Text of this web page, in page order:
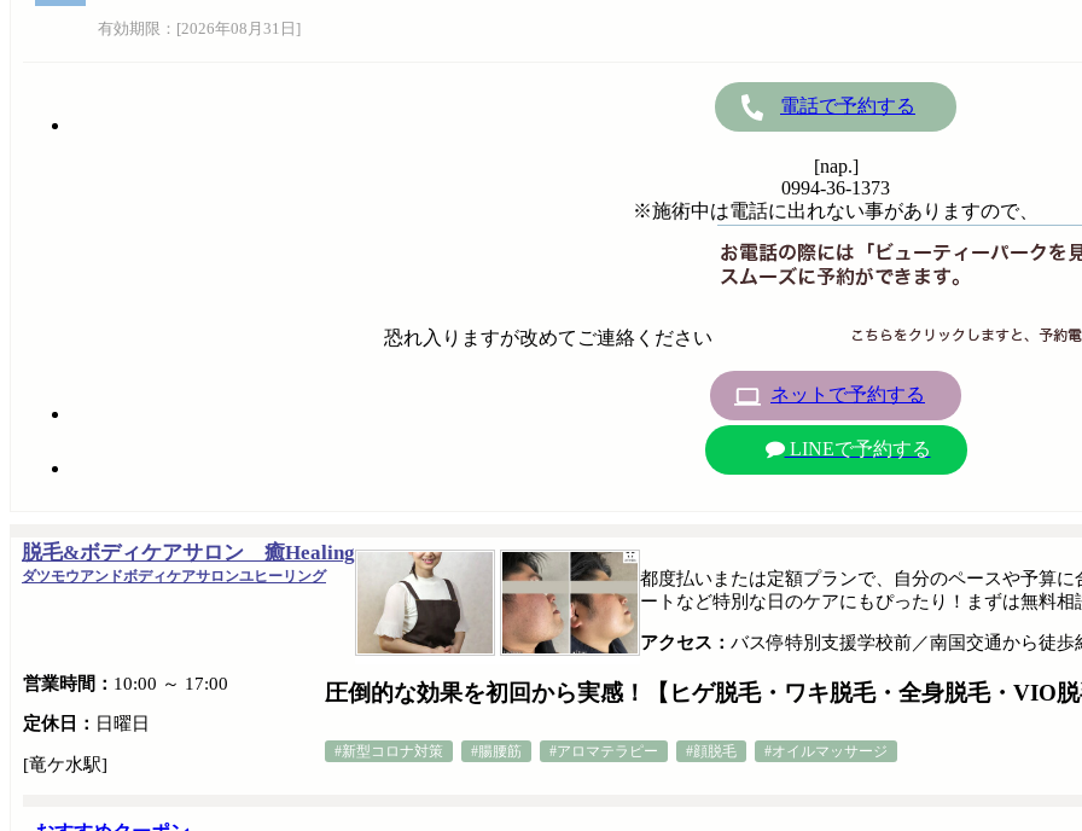
有効期限：[2026年08月31日 ]
電話で予約する
[nap.]
0994-36-1373
※施術中は電話に出れない事がありますので、
恐れ入りますが改めてご連絡ください
ネットで予約する
LINEで予約する
脱毛&ボディケアサロン 癒Healing
ダツモウアンドボディケアサロンユヒーリング
圧倒的な効果を初回から実感！【ヒゲ脱毛・ワキ脱毛・全身脱毛・VIO
#新型コロナ対策 #腸腰筋 #アロマテラピー #顔脱毛 #オイルマッサージ
都度払いまたは定額プランで、自分のペースや予算
ートなど特別な日のケアにもぴったり！まずは無料
アクセス： バス停特別支援学校前／南国交通から徒歩
営業時間： 10:00 ～ 17:00
定休日： 日曜日
[竜ケ水駅]